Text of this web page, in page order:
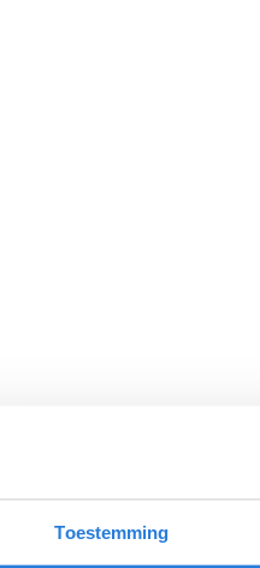
Toestemming